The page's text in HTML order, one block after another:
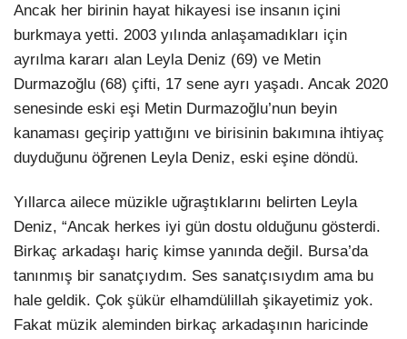
Ancak her birinin hayat hikayesi ise insanın içini
burkmaya yetti. 2003 yılında anlaşamadıkları için
ayrılma kararı alan Leyla Deniz (69) ve Metin
Durmazoğlu (68) çifti, 17 sene ayrı yaşadı. Ancak 2020
senesinde eski eşi Metin Durmazoğlu’nun beyin
kanaması geçirip yattığını ve birisinin bakımına ihtiyaç
duyduğunu öğrenen Leyla Deniz, eski eşine döndü.
Yıllarca ailece müzikle uğraştıklarını belirten Leyla
Deniz, “Ancak herkes iyi gün dostu olduğunu gösterdi.
Birkaç arkadaşı hariç kimse yanında değil. Bursa’da
tanınmış bir sanatçıydım. Ses sanatçısıydım ama bu
hale geldik. Çok şükür elhamdülillah şikayetimiz yok.
Fakat müzik aleminden birkaç arkadaşının haricinde